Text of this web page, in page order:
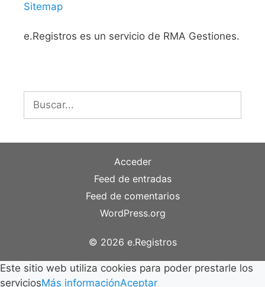
Sitemap
e.Registros es un servicio de RMA Gestiones.
Buscar:
Acceder
Feed de entradas
Feed de comentarios
WordPress.org
© 2026 e.Registros
Este sitio web utiliza cookies para poder prestarle los
serviciosMás informaciónAceptar